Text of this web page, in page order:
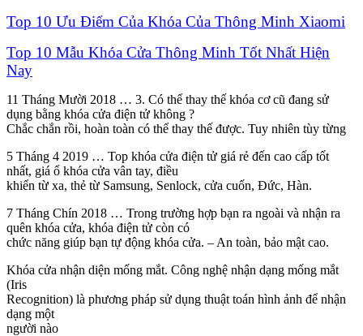
Top 10 Ưu Điểm Của Khóa Của Thông Minh Xiaomi
Top 10 Mẫu Khóa Cửa Thông Minh Tốt Nhất Hiện
Nay
11 Tháng Mười 2018 … 3. Có thể thay thế khóa cơ cũ đang sử
dụng bằng khóa cửa điện tử không ?
Chắc chắn rồi, hoàn toàn có thể thay thế được. Tuy nhiên tùy từng
5 Tháng 4 2019 … Top khóa cửa điện tử giá rẻ đến cao cấp tốt
nhất, giá ổ khóa cửa vân tay, điều
khiển từ xa, thẻ từ Samsung, Senlock, cửa cuốn, Đức, Hàn.
7 Tháng Chín 2018 … Trong trường hợp bạn ra ngoài và nhận ra
quên khóa cửa, khóa điện tử còn có
chức năng giúp bạn tự động khóa cửa. – An toàn, bảo mật cao.
Khóa cửa nhận diện mống mắt. Công nghệ nhận dạng mống mắt
(Iris
Recognition) là phương pháp sử dụng thuật toán hình ảnh để nhận
dạng một
người nào